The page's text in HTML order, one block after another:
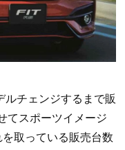
ルチェンジするまで販
てスポーツイメージ
取っている販売台数